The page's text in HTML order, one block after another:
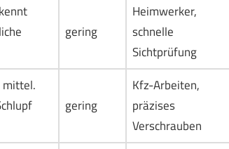
gering
Heimwerker,
schnelle
Sichtprüfung
mittel.
gering
Kfz-Arbeiten,
präzises
Verschrauben